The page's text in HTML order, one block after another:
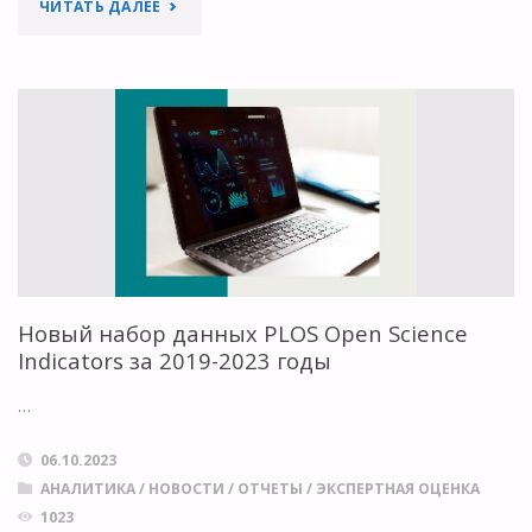
ЧИТАТЬ ДАЛЕЕ
АТЛАС
БЛИЖАЙШИХ
380
ГАЛАКТИК"
Новый набор данных PLOS Open Science
Indicators за 2019-2023 годы
…
06.10.2023
АНАЛИТИКА/ НОВОСТИ / ОТЧЕТЫ / ЭКСПЕРТНАЯ ОЦЕНКА
1023